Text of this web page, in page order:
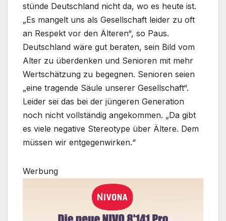
stünde Deutschland nicht da, wo es heute ist.
„Es mangelt uns als Gesellschaft leider zu oft
an Respekt vor den Älteren“, so Paus.
Deutschland wäre gut beraten, sein Bild vom
Alter zu überdenken und Senioren mit mehr
Wertschätzung zu begegnen. Senioren seien
„eine tragende Säule unserer Gesellschaft“.
Leider sei das bei der jüngeren Generation
noch nicht vollständig angekommen. „Da gibt
es viele negative Stereotype über Ältere. Dem
müssen wir entgegenwirken.“
Werbung